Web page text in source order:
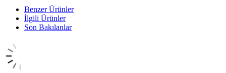
Benzer Ürünler
İlgili Ürünler
Son Bakılanlar